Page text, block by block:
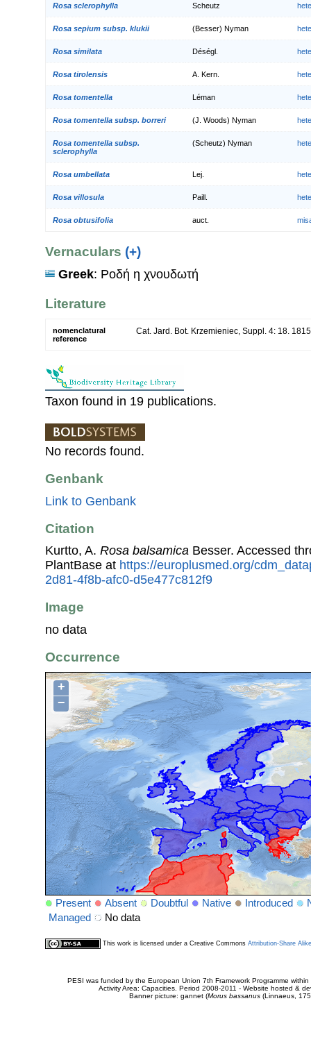
Rosa sclerophylla Scheutz
Rosa sepium subsp. klukii (Besser) Nyman
Rosa similata Déségl.
Rosa tirolensis A. Kern.
Rosa tomentella Léman
Rosa tomentella subsp. borreri (J. Woods) Nyman
Rosa tomentella subsp.
sclerophylla
(Scheutz) Nyman
Rosa umbellata Lej.
Rosa villosula Paill.
Rosa obtusifolia auct.
Vernaculars (+)
Greek: Ροδή η χνουδωτή
Literature
nomenclatural
reference
Cat. Jard. Bot. Krzemieniec, Suppl. 4: 18. 1815
Taxon found in 19 publications.
No records found.
Genbank
Link to Genbank
Citation
Kurtto, A. Rosa balsamica Besser. Accessed
PlantBase at https://europlusmed.org/
2d81-4f8b-afc0-d5e477c812f9
Image
no data
Occurrence
+
−
Present Absent Doubtful Native Introduced
Managed
No data
This work is licensed under a Creative Commons Attribution-Share
PESI was funded by the European Union 7th Framework Programme
Activity Area: Capacities. Period 2008-2011 - Website hosted &
Banner picture: gannet (Morus bassanus(Linnaeus,